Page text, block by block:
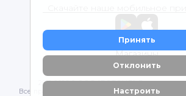
Принять
Отклонить
Настроить
Магазины
2012-2026 © ООО "ВОТОНЯ". Детские
Все права защищены. Любое использование